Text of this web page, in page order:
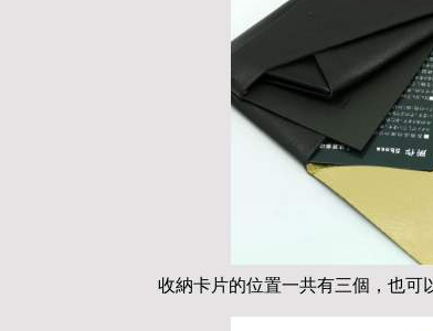
收納卡片的位置一共有三個，也可